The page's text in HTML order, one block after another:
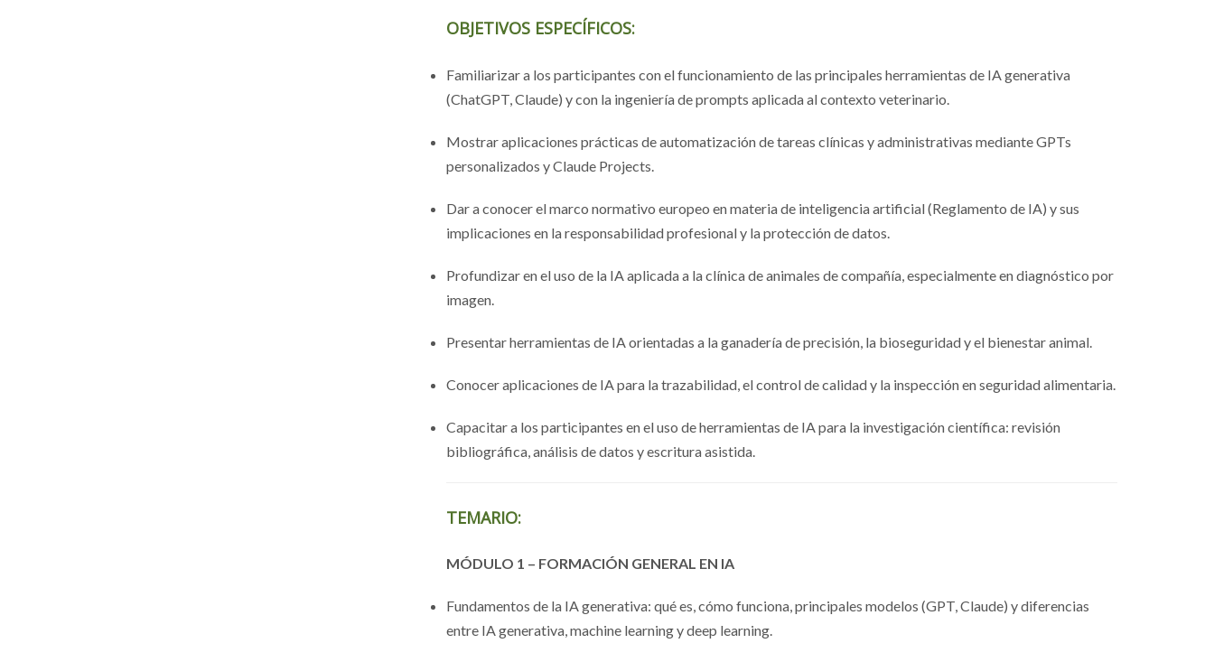
OBJETIVOS ESPECÍFICOS:
Familiarizar a los participantes con el funcionamiento de las principales herramientas de IA generativa
(ChatGPT, Claude) y con la ingeniería de prompts aplicada al contexto veterinario.
Mostrar aplicaciones prácticas de automatización de tareas clínicas y administrativas mediante GPTs
personalizados y Claude Projects.
Dar a conocer el marco normativo europeo en materia de inteligencia artificial (Reglamento de IA) y sus
implicaciones en la responsabilidad profesional y la protección de datos.
Profundizar en el uso de la IA aplicada a la clínica de animales de compañía, especialmente en diagnóstico por
imagen.
Presentar herramientas de IA orientadas a la ganadería de precisión, la bioseguridad y el bienestar animal.
Conocer aplicaciones de IA para la trazabilidad, el control de calidad y la inspección en seguridad alimentaria.
Capacitar a los participantes en el uso de herramientas de IA para la investigación científica: revisión
bibliográfica, análisis de datos y escritura asistida.
TEMARIO:
MÓDULO 1 – FORMACIÓN GENERAL EN IA
Fundamentos de la IA generativa: qué es, cómo funciona, principales modelos (GPT, Claude) y diferencias
entre IA generativa, machine learning y deep learning.